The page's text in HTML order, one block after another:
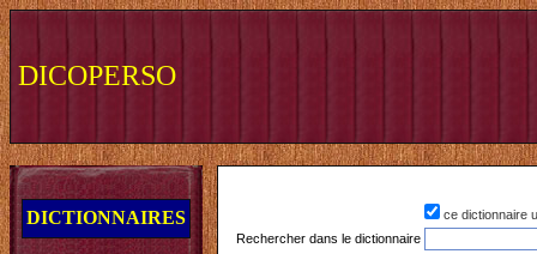
DICOPERSO
DICTIONNAIRES
ce dictionnaire
Rechercher dans le dictionnaire